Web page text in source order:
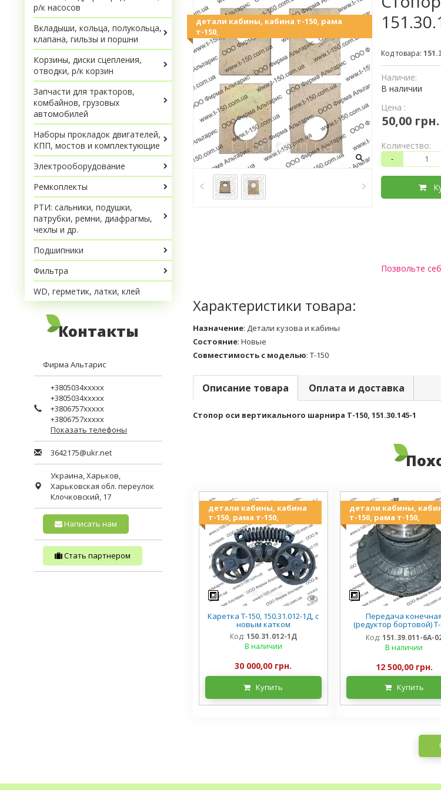
Код товара:
детали кабины, кабина т-150, рама
т-150,
Наличие:
В наличии
Цена :
50,00 грн.
Количество:
-
Позвольте
Характеристики товара:
Назначение: Детали кузова и кабины
Состояние: Новые
Совместимость с моделью: Т-150
Описание товара Оплата и доставка
Стопор оси вертикального шарнира Т-150, 151.30.145-1
детали кабины, кабина
т-150, рама т-150,
Каретка Т-150, 150.31.012-1Д, с
новым катком
Код: 150.31.012-1Д
В наличии
30 000,00 грн.
Купить
детали кабины,
т-150, рама т-150,
Передача конечная
(редуктор бортовой)
151.39.011-6А-02,
Код: 151.39.011-6А-
В наличии
12 500,00 грн.
Купить
р/к насосов
Вкладыши, кольца, полукольца,
клапана, гильзы и поршни
Корзины, диски сцепления,
отводки, р/к корзин
Запчасти для тракторов,
комбайнов, грузовых
автомобилей
Наборы прокладок двигателей,
КПП, мостов и комплектующие
Электрооборудование
Ремкоплекты
РТИ: сальники, подушки,
патрубки, ремни, диафрагмы,
чехлы и др.
Подшипники
Фильтра
WD, герметик, латки, клей
Контакты
Фирма Альтарис
+3805034xxxxx
+3805034xxxxx
+3806757xxxxx
+3806757xxxxx
Показать телефоны
3642175@ukr.net
Украина,Харьков,
Харьковская обл. переулок
Клочковский, 17
Написать нам
Стать партнером